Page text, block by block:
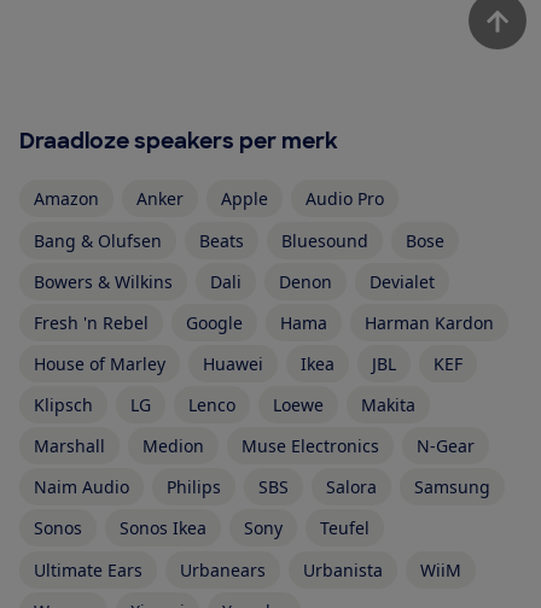
Draadloze speakers per merk
Amazon Anker Apple
Audio Pro
Bang & Olufsen
Beats Bluesound
Bose
Bowers & Wilkins
Dali Denon
Devialet
Fresh 'n Rebel
Google Hama
Harman Kardon
House of Marley
Huawei Ikea JBL
KEF
Klipsch
LG Lenco Loewe
Makita
Marshall
Medion Muse Electronics
N-Gear
Naim Audio
Philips SBS Salora
Samsung
Sonos
Sonos Ikea Sony
Teufel
Ultimate Ears
Urbanears Urbanista
WiiM